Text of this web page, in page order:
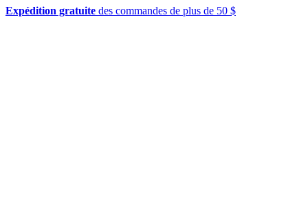
Expédition gratuite des commandes de plus de 50 $